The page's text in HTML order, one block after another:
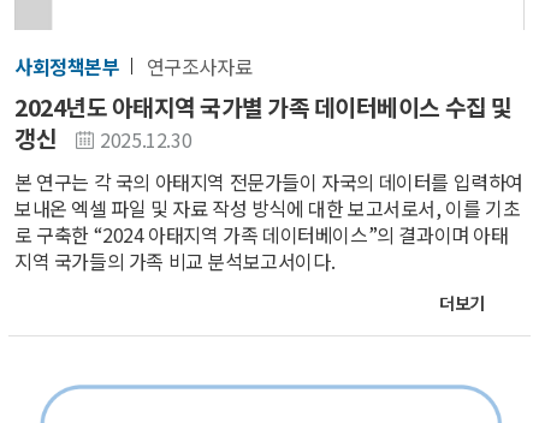
사회정책본부 연구조사자료
2024년도 아태지역 국가별 가족 데이터베이스 수집 및
갱신
2025.12.30
본 연구는 각 국의 아태지역 전문가들이 자국의 데이터를 입력하여
보내온 엑셀 파일 및 자료 작성 방식에 대한 보고서로서, 이를 기초
로 구축한 “2024 아태지역 가족 데이터베이스”의 결과이며 아태
지역 국가들의 가족 비교 분석보고서이다.
더보기